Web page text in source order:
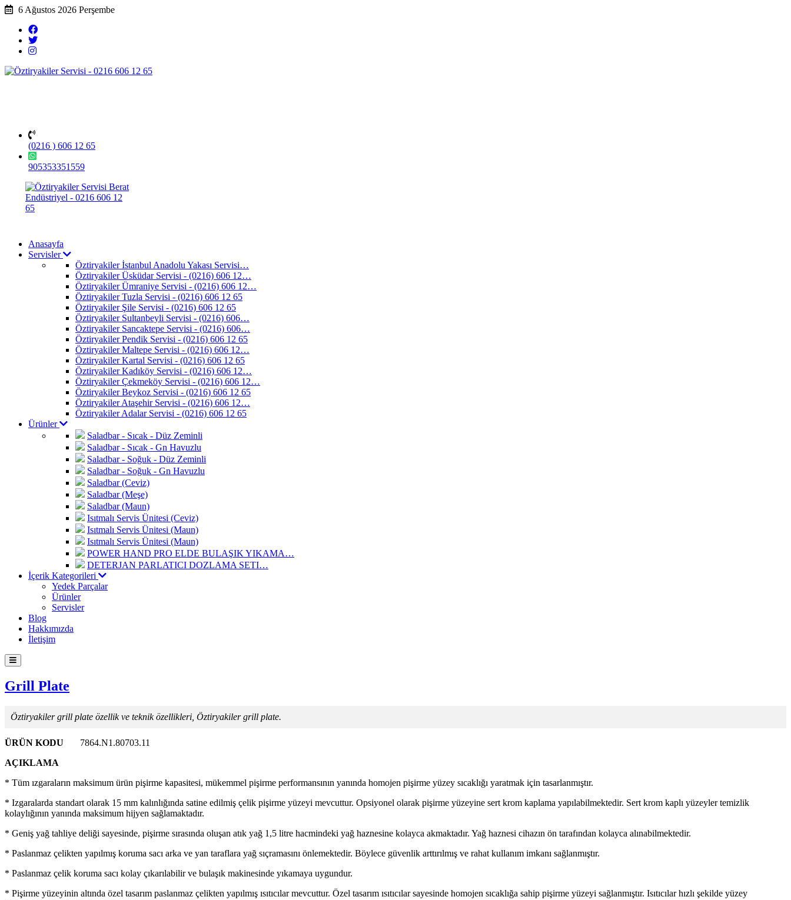
6 Ağustos 2026 Perşembe
(0216 ) 606 12 65
905353351559
Anasayfa
Servisler
Öztiryakiler İstanbul Anadolu Yakası Servisi…
Öztiryakiler Üsküdar Servisi - (0216) 606 12…
Öztiryakiler Ümraniye Servisi - (0216) 606 12…
Öztiryakiler Tuzla Servisi - (0216) 606 12 65
Öztiryakiler Şile Servisi - (0216) 606 12 65
Öztiryakiler Sultanbeyli Servisi - (0216) 606…
Öztiryakiler Sancaktepe Servisi - (0216) 606…
Öztiryakiler Pendik Servisi - (0216) 606 12 65
Öztiryakiler Maltepe Servisi - (0216) 606 12…
Öztiryakiler Kartal Servisi - (0216) 606 12 65
Öztiryakiler Kadıköy Servisi - (0216) 606 12…
Öztiryakiler Çekmeköy Servisi - (0216) 606 12…
Öztiryakiler Beykoz Servisi - (0216) 606 12 65
Öztiryakiler Ataşehir Servisi - (0216) 606 12…
Öztiryakiler Adalar Servisi - (0216) 606 12 65
Ürünler
Saladbar - Sıcak - Düz Zeminli
Saladbar - Sıcak - Gn Havuzlu
Saladbar - Soğuk - Düz Zeminli
Saladbar - Soğuk - Gn Havuzlu
Saladbar (Ceviz)
Saladbar (Meşe)
Saladbar (Maun)
Isıtmalı Servis Ünitesi (Ceviz)
Isıtmalı Servis Ünitesi (Maun)
Isıtmalı Servis Ünitesi (Maun)
POWER HAND PRO ELDE BULAŞIK YIKAMA…
DETERJAN PARLATICI DOZLAMA SETI…
İçerik Kategorileri
Yedek Parçalar
Ürünler
Servisler
Blog
Hakkımızda
İletişim
Grill Plate
Öztiryakiler grill plate özellik ve teknik özellikleri, Öztiryakiler grill plate.
ÜRÜN KODU
7864.N1.80703.11
AÇIKLAMA
* Tüm ızgaraların maksimum ürün pişirme kapasitesi, mükemmel pişirme performansının yanında homojen pişirme yüzey sıcaklığı yaratmak için tasarlanmıştır.
* Izgaralarda standart olarak 15 mm kalınlığında satine edilmiş çelik pişirme yüzeyi mevcuttur. Opsiyonel olarak pişirme yüzeyine sert krom kaplama yapılabilmektedir. Sert krom kaplı yüzeyler temizlik
kolaylığının yanında maksimum hijyen sağlamaktadır.
* Geniş yağ tahliye deliği sayesinde, pişirme sırasında oluşan atık yağ 1,5 litre hacmindeki yağ haznesine kolayca akmaktadır. Yağ haznesi cihazın ön tarafından kolayca alınabilmektedir.
* Paslanmaz çelikten yapılmış koruma sacı arka ve yan taraflara yağ sıçramasını önlemektedir. Böylece güvenlik arttırılmış ve rahat kullanım imkanı sağlanmıştır.
* Paslanmaz çelik koruma sacı kolay çıkarılabilir ve bulaşık makinesinde yıkamaya uygundur.
* Pişirme yüzeyinin altında özel tasarım paslanmaz çelikten yapılmış ısıtıcılar mevcuttur. Özel tasarım ısıtıcılar sayesinde homojen sıcaklığa sahip pişirme yüzeyi sağlanmıştır. Isıtıcılar hızlı şekilde yüzey